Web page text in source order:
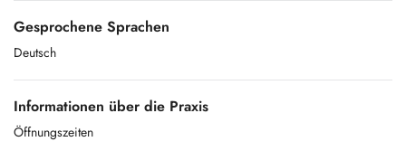
Gesprochene Sprachen
Deutsch
Informationen über die Praxis
Öffnungszeiten